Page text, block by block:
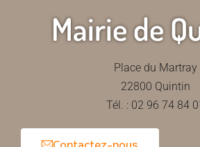
Mairie de
Place du Martray
22800 Quintin
Tél. : 02 96 74 84